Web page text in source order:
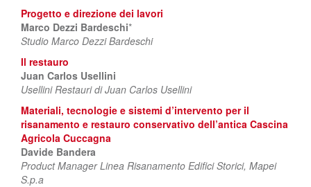
Progetto e direzione dei lavori
Marco Dezzi Bardeschi*
Studio Marco Dezzi Bardeschi
Il restauro
Juan Carlos Usellini
Usellini Restauri di Juan Carlos Usellini
Materiali, tecnologie e sistemi d’intervento per il
risanamento e restauro conservativo dell’antica Cascina
Agricola Cuccagna
Davide Bandera
Product Manager Linea Risanamento Edifici Storici, Mapei
S.p.a